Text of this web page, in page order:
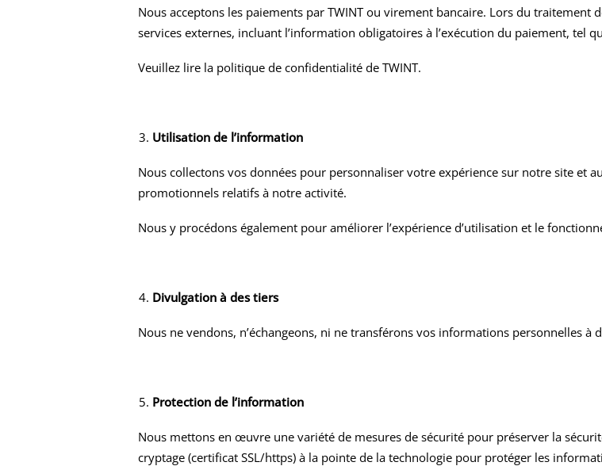
Nous acceptons les paiements par TWINT ou virement bancaire. Lors du traitement
services externes, incluant l’information obligatoires à l’exécution du paiement, tel
Veuillez lire la politique de confidentialité de TWINT.
Utilisation de l’information
Nous collectons vos données pour personnaliser votre expérience sur notre site et
promotionnels relatifs à notre activité.
Nous y procédons également pour améliorer l’expérience d’utilisation et le
Divulgation à des tiers
Nous ne vendons, n’échangeons, ni ne transférons vos informations personnelles à
Protection de l’information
Nous mettons en œuvre une variété de mesures de sécurité pour préserver la
cryptage (certificat SSL/https) à la pointe de la technologie pour protéger les